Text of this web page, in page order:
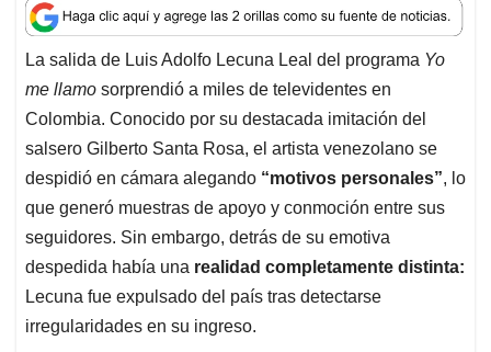
a
t
s
A
p
p
c
e
b
o
o
k
n
k
e
d
I
n
a
i
l
r
e
a
d
s
La salida de Luis Adolfo Lecuna Leal del programa Yo
me llamo sorprendió a miles de televidentes en
Colombia. Conocido por su destacada imitación del
salsero Gilberto Santa Rosa, el artista venezolano se
despidió en cámara alegando “motivos personales”, lo
que generó muestras de apoyo y conmoción entre sus
seguidores. Sin embargo, detrás de su emotiva
despedida había una realidad completamente distinta:
Lecuna fue expulsado del país tras detectarse
irregularidades en su ingreso.